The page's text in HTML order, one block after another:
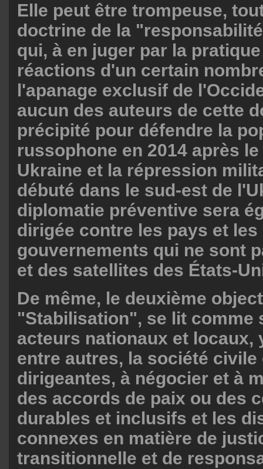
Elle peut être trompeuse,
doctrine de la
qui, à en juger par la
réactions d'un certain
l'apanage exclusif de
aucun des auteurs de cette
précipité pour défendre la
russophone en 2014 après
Ukraine et la répression
débuté dans le sud-est de
diplomatie préventive sera
dirigée contre les pays et les
gouvernements qui ne sont
et des satellites des États-
De même, le deuxième
"Stabilisation", se lit comme
acteurs nationaux et locaux,
entre autres, la société civile
dirigeantes, à négocier et à
des accords de paix ou des
durables et inclusifs et les
connexes en matière de
transitionnelle et de